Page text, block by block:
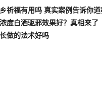
祈福有用吗 真实案例告诉你
度白酒驱邪效果好？真相来了
做的法术好吗